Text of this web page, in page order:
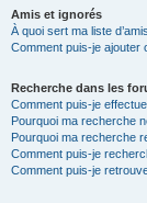
Amis et ignorés
À quoi sert ma liste
Comment puis-je ajouter
Recherche dans les
Comment puis-je
Pourquoi ma recherche
Pourquoi ma recherche
Comment puis-je
Comment puis-je